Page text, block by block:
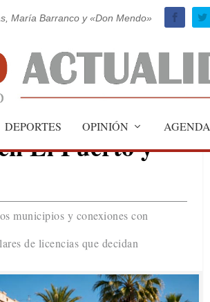
María Barranco y «Don Mendo»
DEPORTES OPINIÓN AGENDA
El Puerto y
municipios y conexiones con
de licencias que decidan